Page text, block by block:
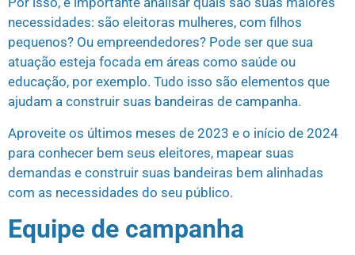
necessidades: são eleitoras mulheres, com filhos
pequenos? Ou empreendedores? Pode ser que sua
atuação esteja focada em áreas como saúde ou
educação, por exemplo. Tudo isso são elementos que
ajudam a construir suas bandeiras de campanha.
Aproveite os últimos meses de 2023 e o início de 2024
para conhecer bem seus eleitores, mapear suas
demandas e construir suas bandeiras bem alinhadas
com as necessidades do seu público.
Equipe de campanha